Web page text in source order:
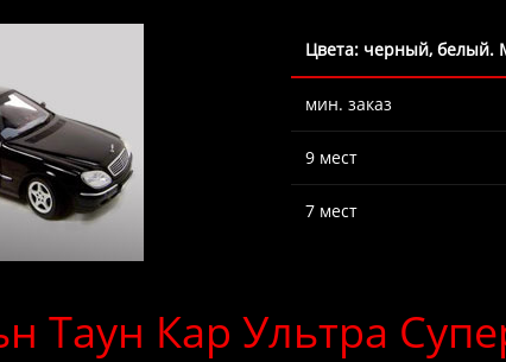
Цвета: черный, белый.
мин. заказ
9 мест
7 мест
Таун Кар Ультра